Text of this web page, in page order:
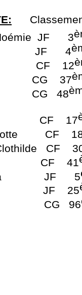
JF 3
JF 4
CF 12
CG 37
CG 48
CF 17
CF
CF
CF 41
JF 5
JF 25
CG 96